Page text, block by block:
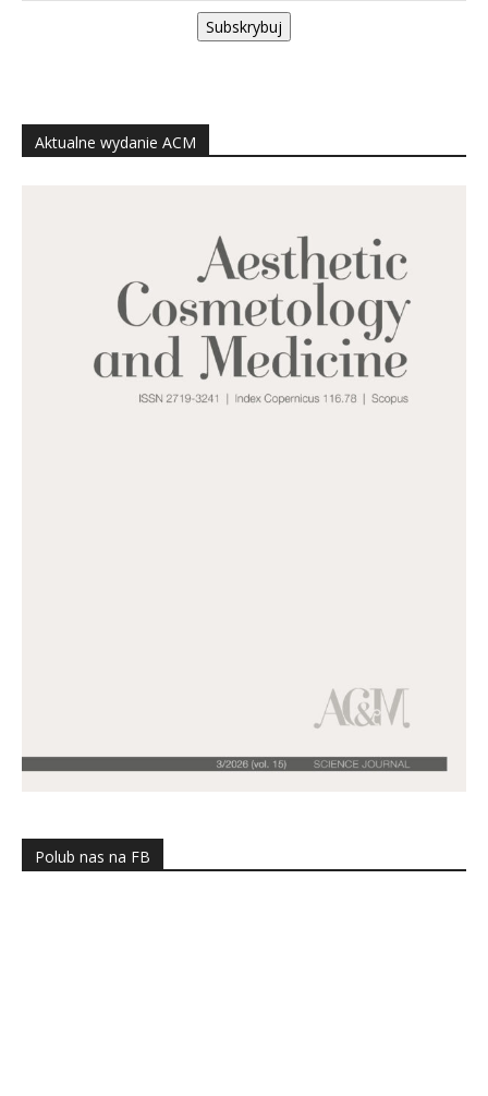
Subskrybuj
Aktualne wydanie ACM
Polub nas na FB